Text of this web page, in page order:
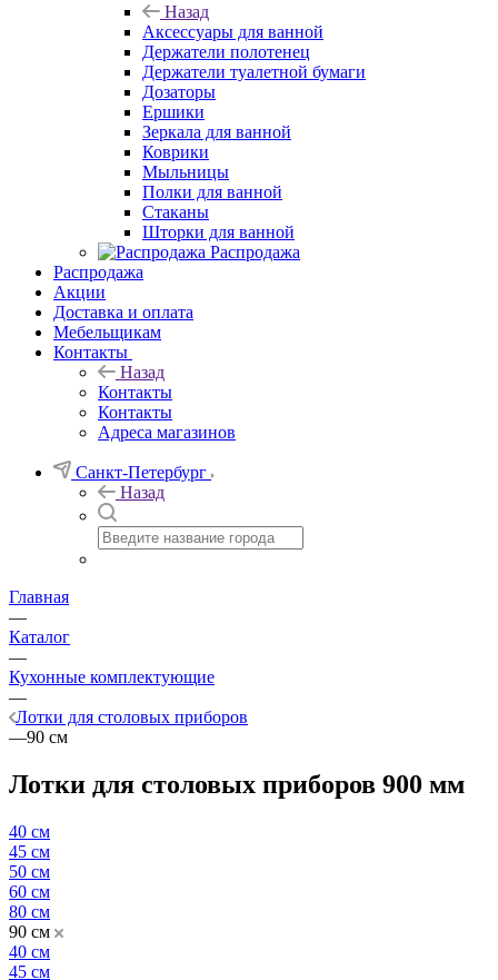
Назад
Аксессуары для ванной
Держатели полотенец
Держатели туалетной бумаги
Дозаторы
Ершики
Зеркала для ванной
Коврики
Мыльницы
Полки для ванной
Стаканы
Шторки для ванной
Распродажа
Распродажа
Акции
Доставка и оплата
Мебельщикам
Контакты
Назад
Контакты
Контакты
Адреса магазинов
Санкт-Петербург
Назад
Главная
—
Каталог
—
Кухонные комплектующие
—
Лотки для столовых приборов
—90 см
Лотки для столовых приборов 900 мм
40 см
45 см
50 см
60 см
80 см
90 см
40 см
45 см